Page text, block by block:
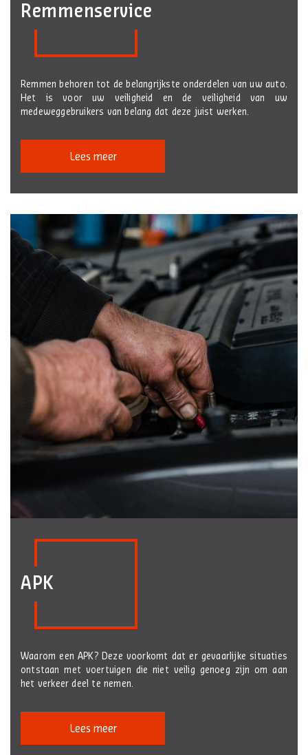
Remmenservice
Remmen behoren tot de belangrijkste onderdelen van uw auto.
Het is voor uw veiligheid en de veiligheid van uw
medeweggebruikers van belang dat deze juist werken.
Lees meer
APK
Waarom een APK? Deze voorkomt dat er gevaarlijke situaties
ontstaan met voertuigen die niet veilig genoeg zijn om aan
het verkeer deel te nemen.
Lees meer